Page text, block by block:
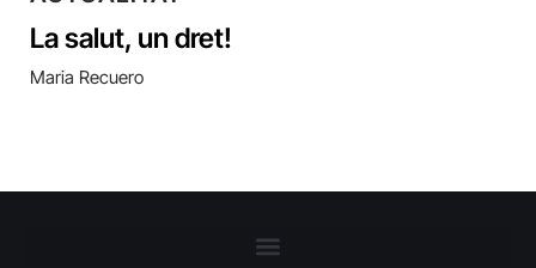
La salut, un dret!
Maria Recuero